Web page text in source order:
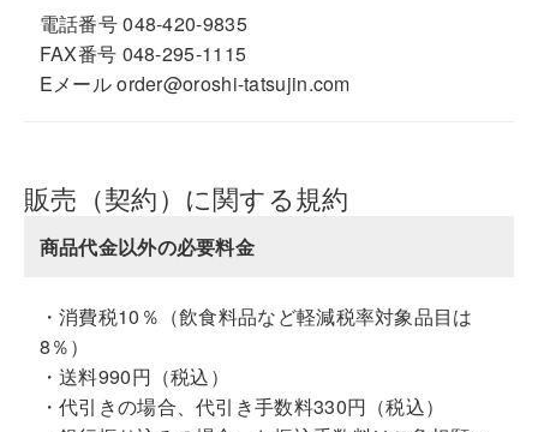
電話番号 048-420-9835
FAX番号 048-295-1115
Eメール order@oroshi-tatsujin.com
販売（契約）に関する規約
商品代金以外の必要料金
・消費税10％（飲食料品など軽減税率対象品目は
8％）
・送料990円（税込）
・代引きの場合、代引き手数料330円（税込）